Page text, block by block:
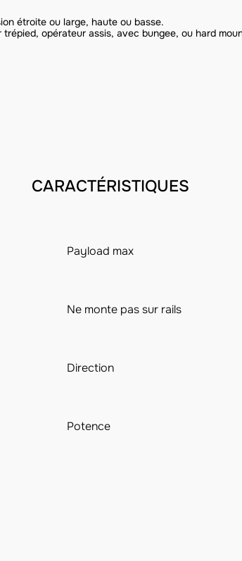
étroite ou large, haute ou basse.
trépied, opérateur assis, avec bungee, ou hard
CARACTÉRISTIQUES
Payload max
Ne monte pas sur rails
Direction
Potence